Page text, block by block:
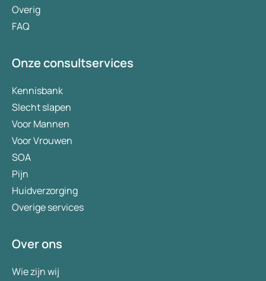
Overig
FAQ
Onze consultservices
Kennisbank
Slecht slapen
Voor Mannen
Voor Vrouwen
SOA
Pijn
Huidverzorging
Overige services
Over ons
Wie zijn wij